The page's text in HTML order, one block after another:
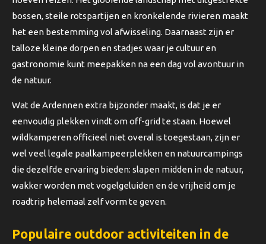
bossen, steile rotspartijen en kronkelende rivieren maakt
het een bestemming vol afwisseling. Daarnaast zijn er
talloze kleine dorpen en stadjes waar je cultuur en
gastronomie kunt meepakken na een dag vol avontuur in
de natuur.
Wat de Ardennen extra bijzonder maakt, is dat je er
eenvoudig plekken vindt om off-grid te staan. Hoewel
wildkamperen officieel niet overal is toegestaan, zijn er
wel veel legale paalkampeerplekken en natuurcampings
die dezelfde ervaring bieden: slapen midden in de natuur,
wakker worden met vogelgeluiden en de vrijheid om je
roadtrip helemaal zelf vorm te geven.
Populaire outdoor activiteiten in de